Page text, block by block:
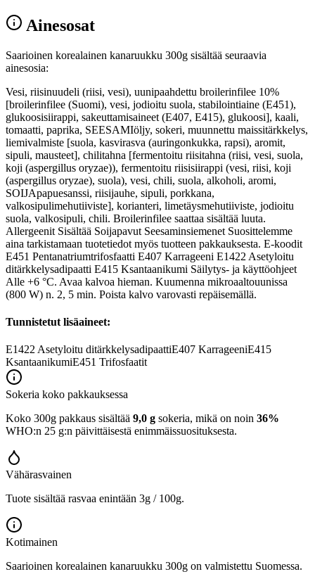
Ainesosat
Saarioinen korealainen kanaruukku 300g sisältää seuraavia
ainesosia:
Vesi, riisinuudeli (riisi, vesi), uunipaahdettu broilerinfilee 10%
[broilerinfilee (Suomi), vesi, jodioitu suola, stabilointiaine (E451),
glukoosisiirappi, sakeuttamisaineet (E407, E415), glukoosi], kaali,
tomaatti, paprika, SEESAMIöljy, sokeri, muunnettu maissitärkkelys,
liemivalmiste [suola, kasvirasva (auringonkukka, rapsi), aromit,
sipuli, mausteet], chilitahna [fermentoitu riisitahna (riisi, vesi, suola,
koji (aspergillus oryzae)), fermentoitu riisisiirappi (vesi, riisi, koji
(aspergillus oryzae), suola), vesi, chili, suola, alkoholi, aromi,
SOIJApapuesanssi, riisijauhe, sipuli, porkkana,
valkosipulimehutiiviste], korianteri, limetäysmehutiiviste, jodioitu
suola, valkosipuli, chili. Broilerinfilee saattaa sisältää luuta.
Allergeenit Sisältää Soijapavut Seesaminsiemenet Suosittelemme
aina tarkistamaan tuotetiedot myös tuotteen pakkauksesta. E-koodit
E451 Pentanatriumtrifosfaatti E407 Karrageeni E1422 Asetyloitu
ditärkkelysadipaatti E415 Ksantaanikumi Säilytys- ja käyttöohjeet
Alle +6 °C. Avaa kalvoa hieman. Kuumenna mikroaaltouunissa
(800 W) n. 2, 5 min. Poista kalvo varovasti repäisemällä.
Tunnistetut lisäaineet:
E1422 Asetyloitu ditärkkelysadipaattiE407 KarrageeniE415
KsantaanikumiE451 Trifosfaatit
Sokeria koko pakkauksessa
Koko 300g pakkaus sisältää 9,0 g sokeria, mikä on noin 36%
WHO:n 25 g:n päivittäisestä enimmäissuosituksesta.
Vähärasvainen
Tuote sisältää rasvaa enintään 3g / 100g.
Kotimainen
Saarioinen korealainen kanaruukku 300g on valmistettu Suomessa.